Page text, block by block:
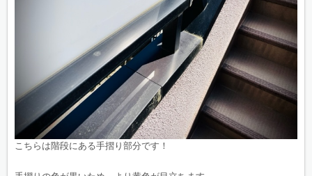
こちらは階段にある手摺り部分です！